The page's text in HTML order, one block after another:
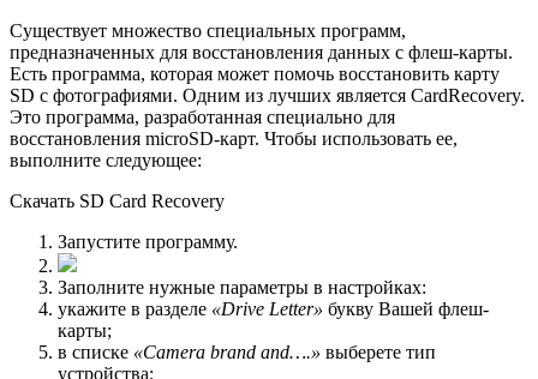
Существует множество специальных программ,
предназначенных для восстановления данных с флеш-карты.
Есть программа, которая может помочь восстановить карту
SD с фотографиями. Одним из лучших является CardRecovery.
Это программа, разработанная специально для
восстановления microSD-карт. Чтобы использовать ее,
выполните следующее:
Скачать SD Card Recovery
Запустите программу.
Заполните нужные параметры в настройках:
укажите в разделе «Drive Letter» букву Вашей флеш-
карты;
в списке «Camera brand and….» выберете тип
устройства;